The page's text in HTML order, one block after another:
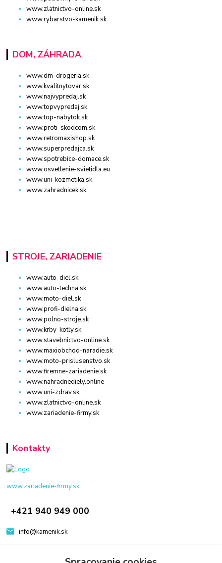
www.zlatnictvo-online.sk
www.rybarstvo-kamenik.sk
DOM, ZÁHRADA
www.dm-drogeria.sk
www.kvalitnytovar.sk
www.najvypredaj.sk
www.topvypredaj.sk
www.top-nabytok.sk
www.proti-skodcom.sk
www.retromaxishop.sk
www.superpredajca.sk
www.spotrebice-domace.sk
www.osvetlenie-svietidla.eu
www.uni-kozmetika.sk
www.zahradnicek.sk
STROJE, ZARIADENIE
www.auto-diel.sk
www.auto-techna.sk
www.moto-diel.sk
www.profi-dielna.sk
www.polno-stroje.sk
www.krby-kotly.sk
www.stavebnictvo-online.sk
www.maxiobchod-naradie.sk
www.moto-prislusenstvo.sk
www.firemne-zariadenie.sk
www.nahradnediely.online
www.uni-zdrav.sk
www.zlatnictvo-online.sk
www.zariadenie-firmy.sk
Kontakty
www.zariadenie-firmy.sk
+421 940 949 000
info@kamenik.sk